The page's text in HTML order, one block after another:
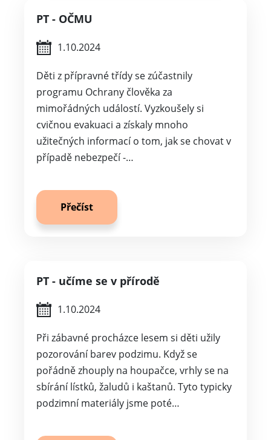
PT - OČMU
1.10.2024
Děti z přípravné třídy se zúčastnily
programu Ochrany člověka za
mimořádných událostí. Vyzkoušely si
cvičnou evakuaci a získaly mnoho
užitečných informací o tom, jak se chovat v
případě nebezpečí -…
Přečíst
PT - učíme se v přírodě
1.10.2024
Při zábavné procházce lesem si děti užily
pozorování barev podzimu. Když se
pořádně zhouply na houpačce, vrhly se na
sbírání lístků, žaludů i kaštanů. Tyto typicky
podzimní materiály jsme poté…